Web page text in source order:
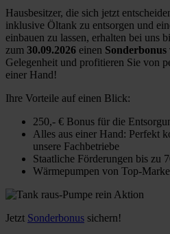
Hausbesitzer, die sich jetzt
inklusive Öltank zu entsorgen und
einbauen zu lassen, erhalten bei uns
zum 30.09.2026 einen Sonderbonus
Gelegenheit und profitieren Sie von
einer Hand!
Ihre Vorteile auf einen Blick:
250,- € Bonus für die
Alles aus einer Hand: Perfekt
unsere Fachbetriebe
Staatliche Förderungen bis zu
Wärmepumpen von Top-
Jetzt Sonderbonus sichern!